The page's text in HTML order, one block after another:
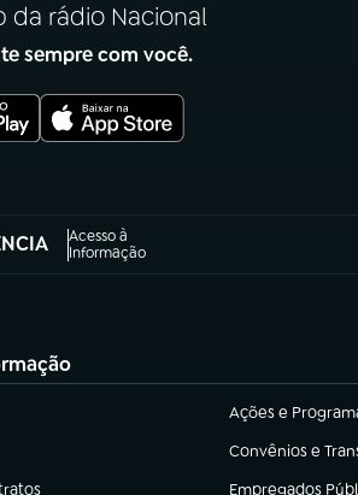
da rádio Nacional
sempre com você.
Acesso à
Informação
Ações e
(abre em nova
Convênios e
(abre em nova
Empregados